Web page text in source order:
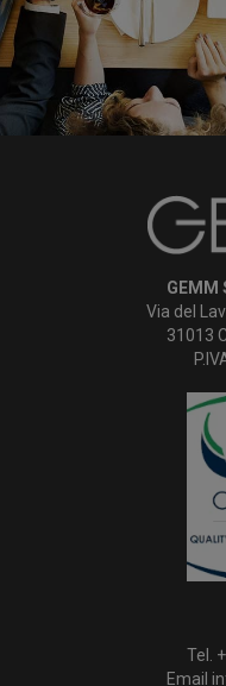
GEMM
Via del
31013
Tel.
Email